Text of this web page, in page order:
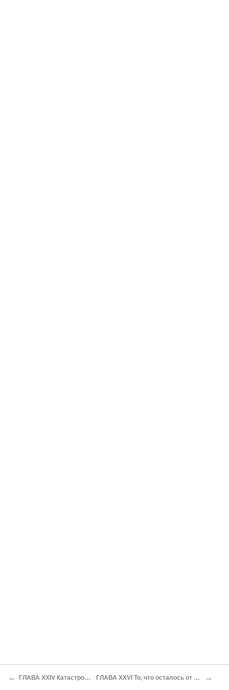
← ГЛАВА XXIV Катастрофа на мостах ГЛАВА XXVI То, что осталось от итальянской армии →